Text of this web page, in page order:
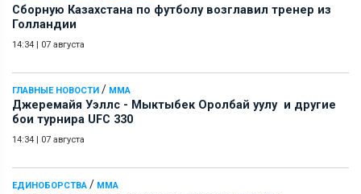
Сборную Казахстана по футболу возглавил тренер из
Голландии
14:34 | 07 августа
ГЛАВНЫЕ НОВОСТИ / ММА
Джеремайя Уэллс - Мыктыбек Оролбай уулу и другие
бои турнира UFC 330
14:34 | 07 августа
ЕДИНОБОРСТВА / ММА